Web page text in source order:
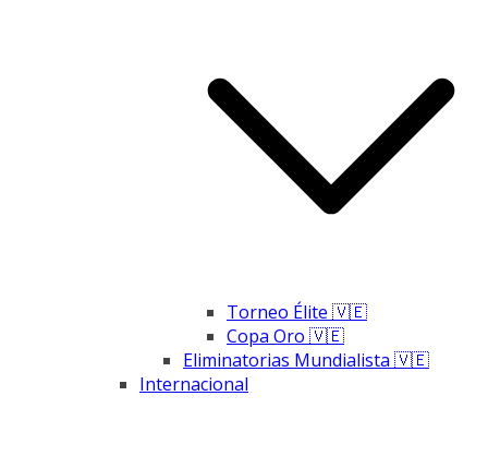
Torneo Élite 🇻🇪
Copa Oro 🇻🇪
Eliminatorias Mundialista 🇻🇪
Internacional